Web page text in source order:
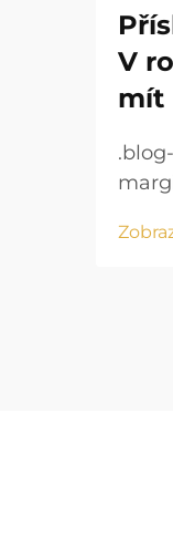
V
mít